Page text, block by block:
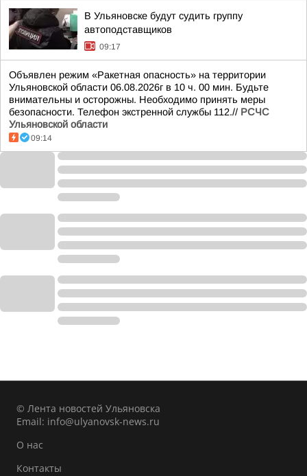
В Ульяновске будут судить группу
автоподставщиков
09:17
Объявлен режим «Ракетная опасность» на территории
Ульяновской области 06.08.2026г в 10 ч. 00 мин. Будьте
внимательны и осторожны. Необходимо принять меры
безопасности. Телефон экстренной службы 112.// РСЧС
Ульяновской области
09:14
© Лента новостей Ульяновска
Email: info@ulyanovsk-news.ru
О нас
Контакты